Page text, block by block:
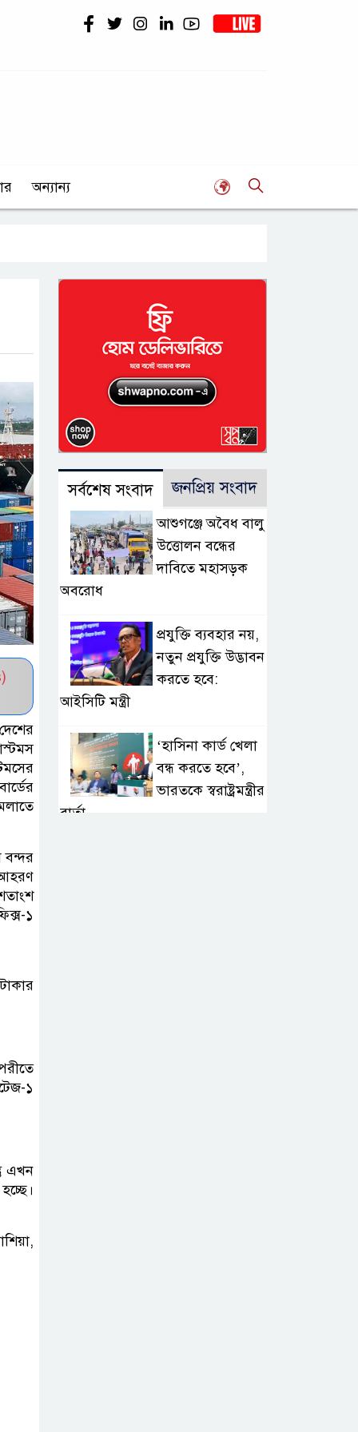
অন্যান্য
বন্দর
আহরণ
১
১
এখন
সর্বশেষ সংবাদ জনপ্রিয় সংবাদ
আশুগঞ্জে অবৈধ বালু
উত্তোলন বন্ধের
দাবিতে মহাসড়ক
অবরোধ
প্রযুক্তি ব্যবহার নয়,
নতুন প্রযুক্তি উদ্ভাবন
করতে হবে:
আইসিটি মন্ত্রী
‘হাসিনা কার্ড খেলা
বন্ধ করতে হবে’,
ভারতকে স্বরাষ্ট্রমন্ত্রীর
বার্তা